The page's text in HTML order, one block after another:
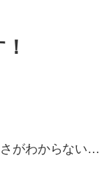
がわからない…